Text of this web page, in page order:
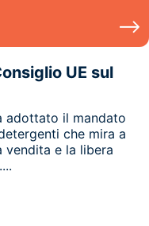
UE sul
adottato il mandato
che mira a
vendita e la libera